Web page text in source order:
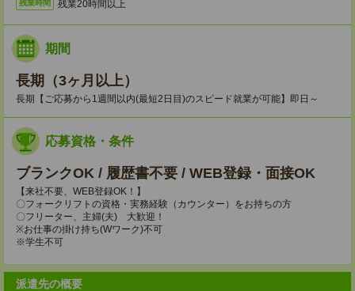
残業時間 残業20時間以上
期間
長期（3ヶ月以上）
長期【ご応募から1週間以内(最短2日目)のスピード就業が可能】即日～
応募資格・条件
ブランクOK / 履歴書不要 / WEB登録・面接OK
【来社不要、WEB登録OK！】
〇フォークリフトの資格・実務経験（カウンター）をお持ちの方
〇フリーター、主婦(夫) 大歓迎！
※お仕事の掛け持ち(Wワーク)不可
※学生不可
派遣先の概要